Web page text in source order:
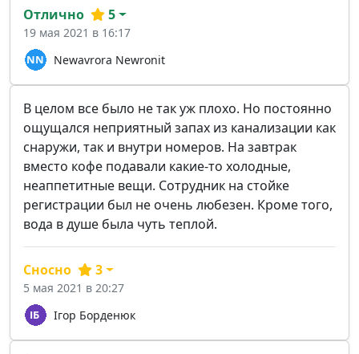
Newavrora Newronit
Отлично 5
19 мая 2021 в 16:17
В целом все было не так уж плохо. Но постоянно
ощущался неприятный запах из канализации как
снаружи, так и внутри номеров. На завтрак
вместо кофе подавали какие-то холодные,
неаппетитные вещи. Сотрудник на стойке
регистрации был не очень любезен. Кроме того,
вода в душе была чуть теплой.
Ігор Борденюк
Сносно 3
5 мая 2021 в 20:27